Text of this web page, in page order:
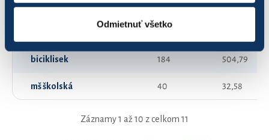
Odmietnuť všetko
VYTRVALKY 132 120,84
biciklisek 184 504,79
mš školská 40 32,58
Záznamy 1 až 10 z celkom 11